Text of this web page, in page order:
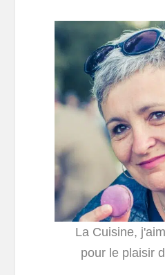
La Cuisine,
pour le plaisir